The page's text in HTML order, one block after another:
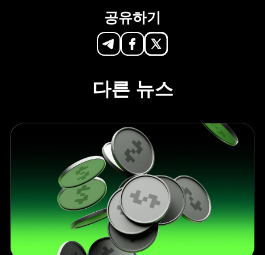
공유하기
다른 뉴스